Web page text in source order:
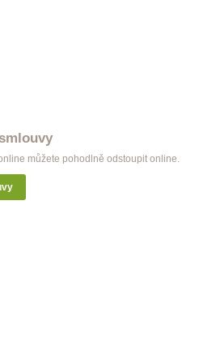
můžete pohodlně odstoupit online.